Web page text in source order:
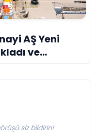
AŞ Yeni
ve
Vizyon
siz bildirin!